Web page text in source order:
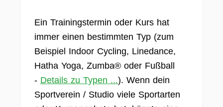
Ein Trainingstermin oder Kurs hat
immer einen bestimmten Typ (zum
Beispiel Indoor Cycling, Linedance,
Hatha Yoga, Zumba® oder Fußball
- Details zu Typen ...). Wenn dein
Sportverein / Studio viele Sportarten